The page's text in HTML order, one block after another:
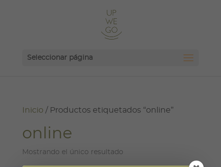
Seleccionar página
Inicio / Productos etiquetados “online”
online
Mostrando el único resultado